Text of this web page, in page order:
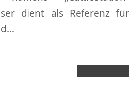
dient als Referenz für